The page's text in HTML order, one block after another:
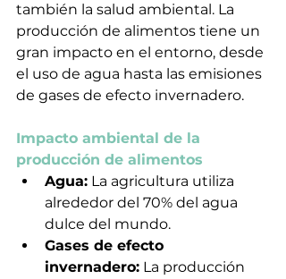
también la salud ambiental. La
producción de alimentos tiene un
gran impacto en el entorno, desde
el uso de agua hasta las emisiones
de gases de efecto invernadero.
Impacto ambiental de la
producción de alimentos
Agua: La agricultura utiliza
alrededor del 70% del agua
dulce del mundo.
Gases de efecto
invernadero: La producción